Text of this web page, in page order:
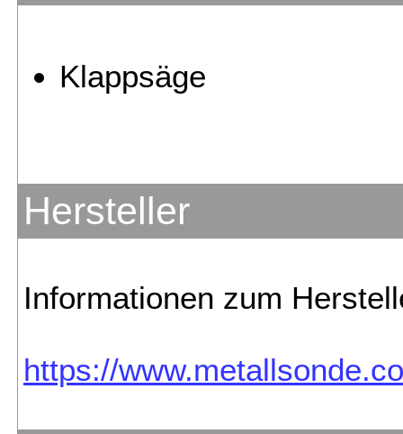
Klappsäge
Hersteller
Informationen zum
https://